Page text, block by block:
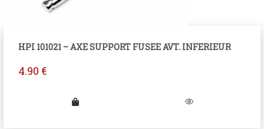
HPI 101021 – AXE SUPPORT FUSEE AVT. INFERIEUR
4.90 €